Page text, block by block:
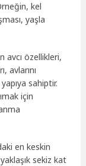
kel
yaşla
avcı özellikleri,
avlarını
sahiptir.
için
en keskin
sekiz kat